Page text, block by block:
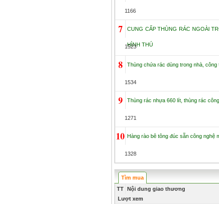
1166
7 CUNG CẤP THÙNG RÁC NGOÀI
HÌNH THÚ
1523
8 Thùng chứa rác dùng trong nhà,
1534
9 Thùng rác nhựa 660 lít, thùng rác
1271
10 Hàng rào bê tông đúc sẵn công nghệ
1328
Tìm mua
TT
Nội dung giao thương
Lượt xem